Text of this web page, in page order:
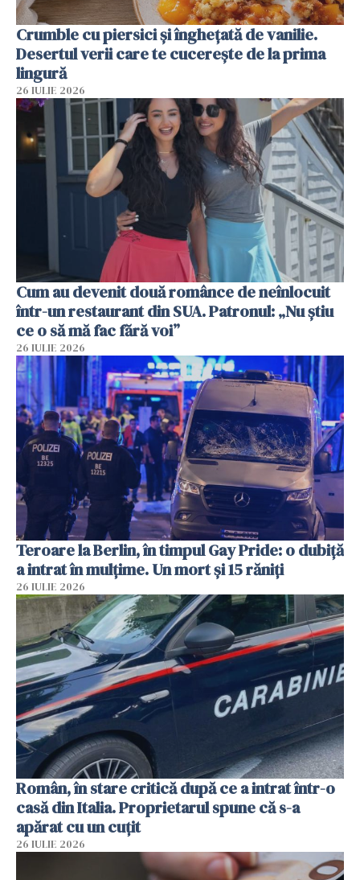
Crumble cu piersici și înghețată de vanilie.
Desertul verii care te cucerește de la prima
lingură
26 IULIE 2026
Cum au devenit două românce de neînlocuit
într-un restaurant din SUA. Patronul: „Nu știu
ce o să mă fac fără voi”
26 IULIE 2026
Teroare la Berlin, în timpul Gay Pride: o dubiță
a intrat în mulțime. Un mort și 15 răniți
26 IULIE 2026
Român, în stare critică după ce a intrat într-o
casă din Italia. Proprietarul spune că s-a
apărat cu un cuțit
26 IULIE 2026